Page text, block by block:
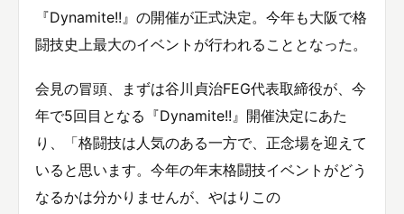
『Dynamite!!』の開催が正式決定。今年も大阪で格
闘技史上最大のイベントが行われることとなった。
会見の冒頭、まずは谷川貞治FEG代表取締役が、今
年で5回目となる『Dynamite!!』開催決定にあた
り、「格闘技は人気のある一方で、正念場を迎えて
いると思います。今年の年末格闘技イベントがどう
なるかは分かりませんが、やはりこの